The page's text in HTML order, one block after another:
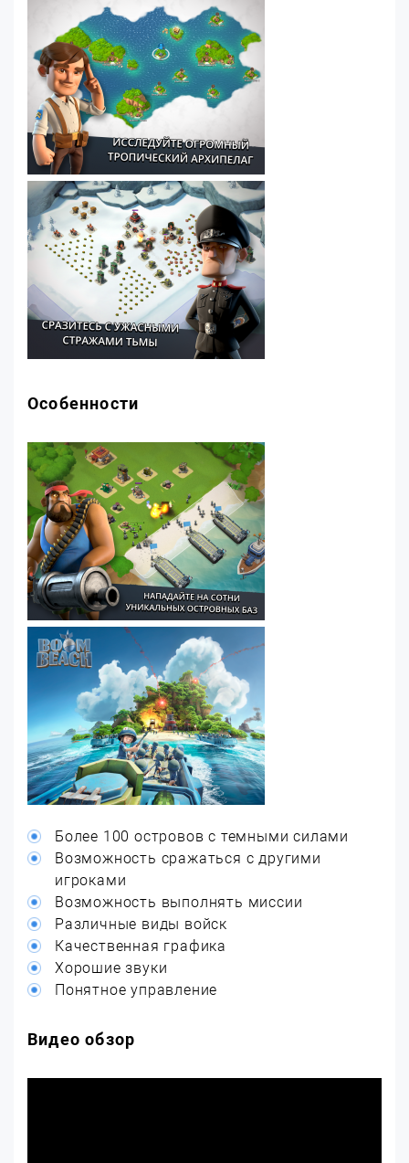
Особенности
Более 100 островов с темными силами
Возможность сражаться с другими
игроками
Возможность выполнять миссии
Различные виды войск
Качественная графика
Хорошие звуки
Понятное управление
Видео обзор